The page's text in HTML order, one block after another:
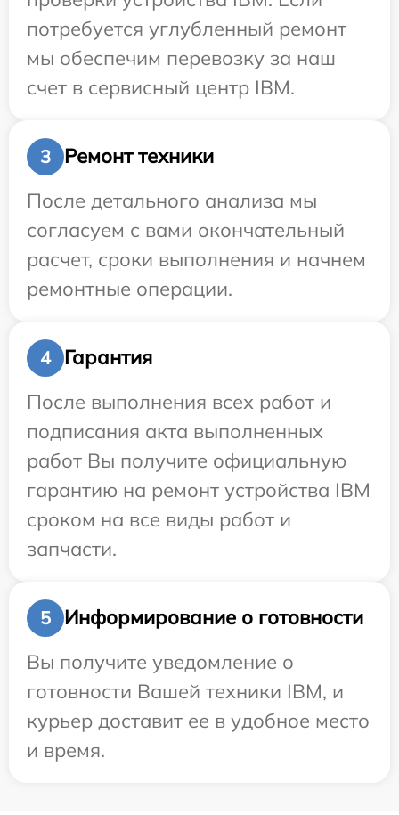
потребуется углубленный ремонт
мы обеспечим перевозку за наш
счет в сервисный центр IBM.
3
Ремонт техники
После детального анализа мы
согласуем с вами окончательный
расчет, сроки выполнения и начнем
ремонтные операции.
4
Гарантия
После выполнения всех работ и
подписания акта выполненных
работ Вы получите официальную
гарантию на ремонт устройства IBM
сроком на все виды работ и
запчасти.
5
Информирование о готовности
Вы получите уведомление о
готовности Вашей техники IBM, и
курьер доставит ее в удобное место
и время.